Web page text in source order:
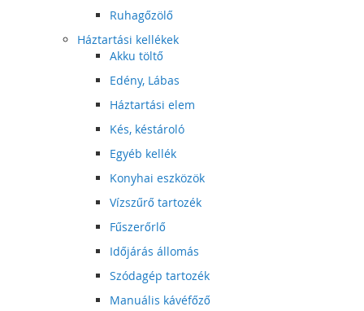
Ruhagőzölő
Háztartási kellékek
Akku töltő
Edény, Lábas
Háztartási elem
Kés, késtároló
Egyéb kellék
Konyhai eszközök
Vízszűrő tartozék
Fűszerőrlő
Időjárás állomás
Szódagép tartozék
Manuális kávéfőző